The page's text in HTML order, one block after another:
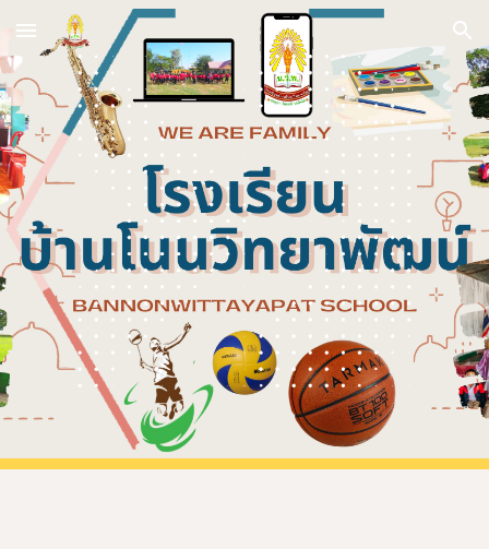
Skip to main content Skip to navigation